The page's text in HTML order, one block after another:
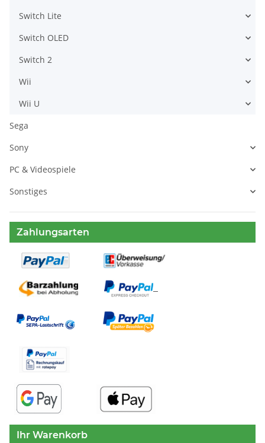
Switch Lite
Switch OLED
Switch 2
Wii
Wii U
Sega
Sony
PC & Videospiele
Sonstiges
Zahlungsarten
Ihr Warenkorb